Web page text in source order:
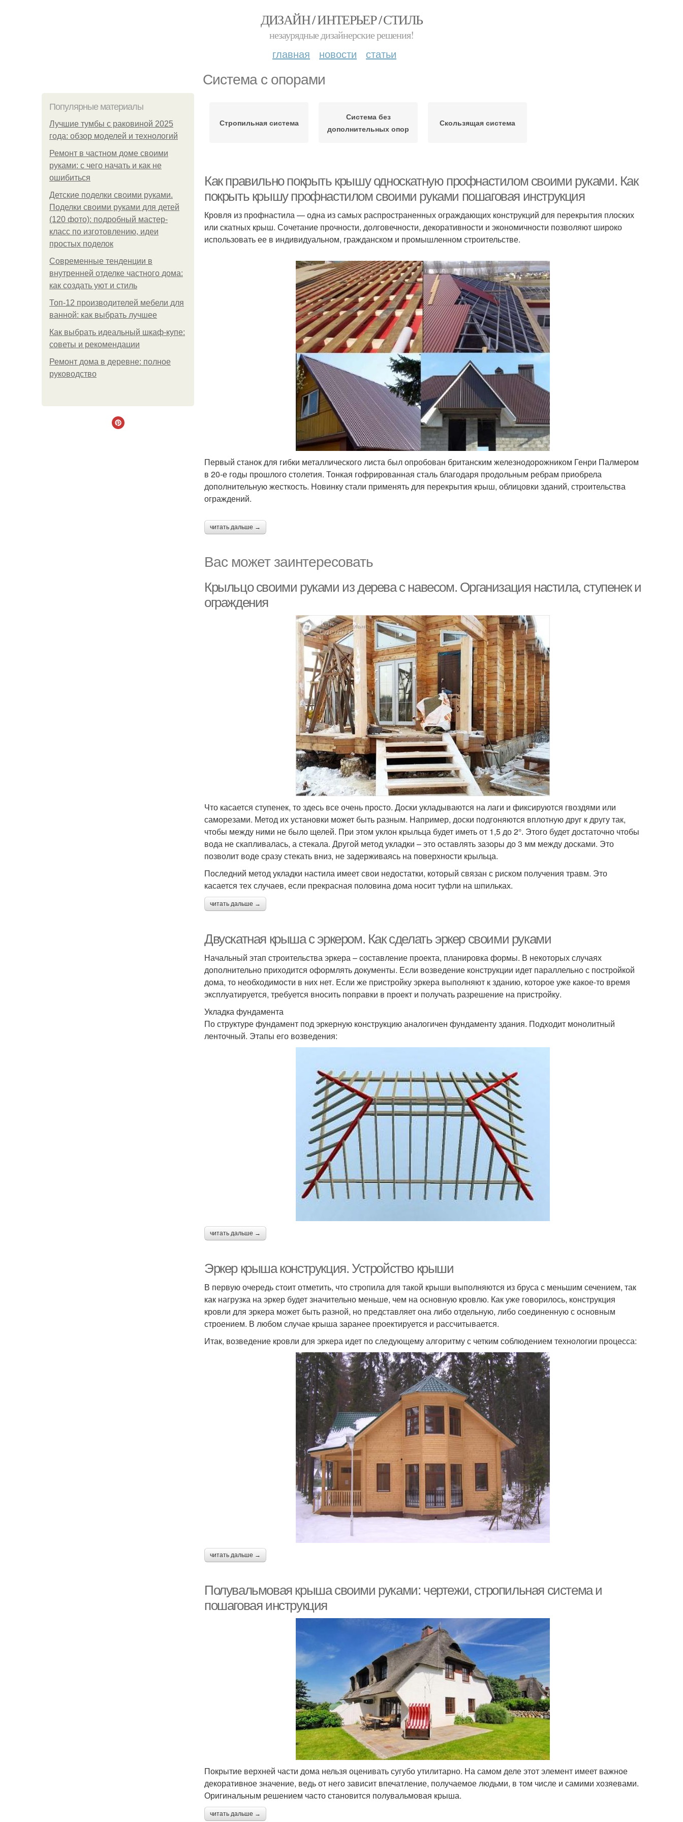
ДИЗАЙН / ИНТЕРЬЕР / СТИЛЬ
незаурядные дизайнерские решения!
главная новости статьи
Система с опорами
Популярные материалы
Лучшие тумбы с раковиной 2025
года: обзор моделей и технологий
Ремонт в частном доме своими
руками: с чего начать и как не
ошибиться
Детские поделки своими руками.
Поделки своими руками для детей
(120 фото): подробный мастер-
класс по изготовлению, идеи
простых поделок
Современные тенденции в
внутренней отделке частного дома:
как создать уют и стиль
Топ-12 производителей мебели для
ванной: как выбрать лучшее
Как выбрать идеальный шкаф-купе:
советы и рекомендации
Ремонт дома в деревне: полное
руководство
Стропильная система
Система без
дополнительных опор
Скользящая система
Как правильно покрыть крышу односкатную профнастилом своими руками. Как
покрыть крышу профнастилом своими руками пошаговая инструкция
Кровля из профнастила — одна из самых распространенных ограждающих конструкций для перекрытия плоских
или скатных крыш. Сочетание прочности, долговечности, декоративности и экономичности позволяют широко
использовать ее в индивидуальном, гражданском и промышленном строительстве.
Первый станок для гибки металлического листа был опробован британским железнодорожником Генри Палмером
в 20-е годы прошлого столетия. Тонкая гофрированная сталь благодаря продольным ребрам приобрела
дополнительную жесткость. Новинку стали применять для перекрытия крыш, облицовки зданий, строительства
ограждений.
читать дальше →
Вас может заинтересовать
Крыльцо своими руками из дерева с навесом. Организация настила, ступенек и
ограждения
Что касается ступенек, то здесь все очень просто. Доски укладываются на лаги и фиксируются гвоздями или
саморезами. Метод их установки может быть разным. Например, доски подгоняются вплотную друг к другу так,
чтобы между ними не было щелей. При этом уклон крыльца будет иметь от 1,5 до 2°. Этого будет достаточно чтобы
вода не скапливалась, а стекала. Другой метод укладки – это оставлять зазоры до 3 мм между досками. Это
позволит воде сразу стекать вниз, не задерживаясь на поверхности крыльца.
Последний метод укладки настила имеет свои недостатки, который связан с риском получения травм. Это
касается тех случаев, если прекрасная половина дома носит туфли на шпильках.
читать дальше →
Двускатная крыша с эркером. Как сделать эркер своими руками
Начальный этап строительства эркера – составление проекта, планировка формы. В некоторых случаях
дополнительно приходится оформлять документы. Если возведение конструкции идет параллельно с постройкой
дома, то необходимости в них нет. Если же пристройку эркера выполняют к зданию, которое уже какое-то время
эксплуатируется, требуется вносить поправки в проект и получать разрешение на пристройку.
Укладка фундамента
По структуре фундамент под эркерную конструкцию аналогичен фундаменту здания. Подходит монолитный
ленточный. Этапы его возведения:
читать дальше →
Эркер крыша конструкция. Устройство крыши
В первую очередь стоит отметить, что стропила для такой крыши выполняются из бруса с меньшим сечением, так
как нагрузка на эркер будет значительно меньше, чем на основную кровлю. Как уже говорилось, конструкция
кровли для эркера может быть разной, но представляет она либо отдельную, либо соединенную с основным
строением. В любом случае крыша заранее проектируется и рассчитывается.
Итак, возведение кровли для эркера идет по следующему алгоритму с четким соблюдением технологии процесса:
читать дальше →
Полувальмовая крыша своими руками: чертежи, стропильная система и
пошаговая инструкция
Покрытие верхней части дома нельзя оценивать сугубо утилитарно. На самом деле этот элемент имеет важное
декоративное значение, ведь от него зависит впечатление, получаемое людьми, в том числе и самими хозяевами.
Оригинальным решением часто становится полувальмовая крыша.
читать дальше →